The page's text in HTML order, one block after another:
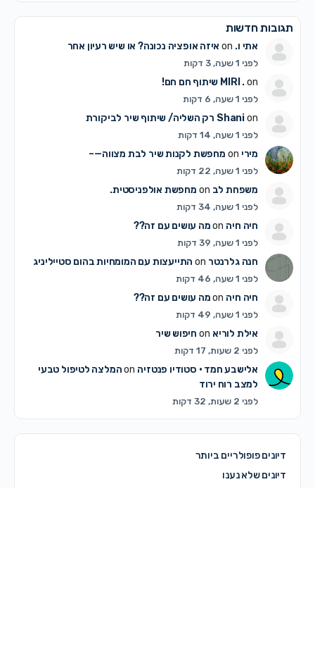
תגובות חדשות
אתי ו.on איזה אופציה נכונה? או שיש רעיון אחר
לפני 1 שעה, 3 דקות
MIRI .on שיתוף חם חם!
לפני 1 שעה, 6 דקות
Shanion רק השליה/ שיתוף שיר לביקורת
לפני 1 שעה, 14 דקות
מיריon מחפשת לקנות שיר לבת מצווה—–
לפני 1 שעה, 22 דקות
משפחת לבon מחפשת אולפניסטית.
לפני 1 שעה, 34 דקות
חיה חיהon מה עושים עם זה??
לפני 1 שעה, 39 דקות
חנה גלרנטרon התייעצות עם המומחיות בהום סטייליניג
לפני 1 שעה, 46 דקות
חיה חיהon מה עושים עם זה??
לפני 1 שעה, 49 דקות
אילת לוריאon חיפוש שיר
לפני 2 שעות, 17 דקות
אלישבע חמד • סטודיו פנטזיהon
המלצה לטיפול טבעי
למצב רוח ירוד
לפני 2 שעות, 32 דקות
דיונים פופולריים ביותר
דיונים שלא נענו